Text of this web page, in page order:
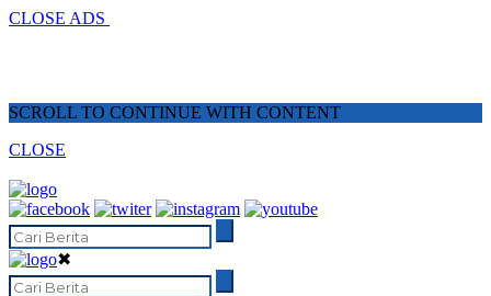
CLOSE ADS
SCROLL TO CONTINUE WITH CONTENT
CLOSE
✖